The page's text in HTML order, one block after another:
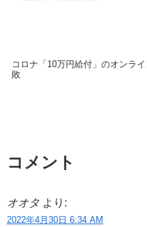
コロナ「10万円給付」のオンラ
敗
コメント
オオタ より:
2022年4月30日 6:34 AM